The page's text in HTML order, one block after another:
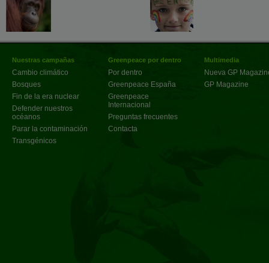
Nuestras campañas
Cambio climático
Bosques
Fin de la era nuclear
Defender nuestros
océanos
Parar la contaminación
Transgénicos
Greenpeace por dentro
Por dentro
Greenpeace España
Greenpeace
Internacional
Preguntas frecuentes
Contacta
Multimedia
Nueva GP
GP Magazine